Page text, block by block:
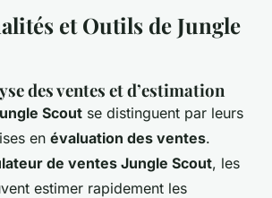
et Outils de Jungle
des ventes et d’estimation
Scout se distinguent par leurs
en évaluation des ventes.
de ventes Jungle Scout, les
estimer rapidement les